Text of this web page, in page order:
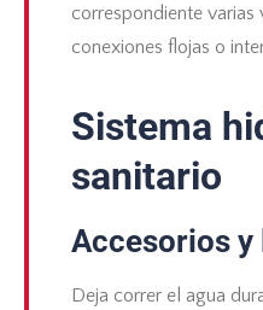
correspondiente varias
conexiones flojas o
Sistema
sanitario
Accesorios y
Deja correr el agua